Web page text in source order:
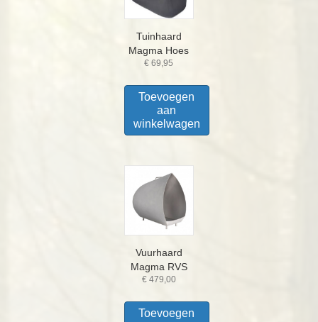
Tuinhaard
Magma Hoes
€ 69,95
Toevoegen
aan
winkelwagen
Vuurhaard
Magma RVS
€479,00
Toevoegen